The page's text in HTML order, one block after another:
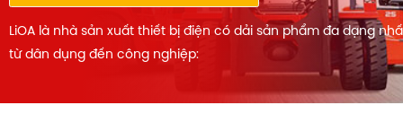
LiOA là nhà sản xuất thiết bị điện có dải sản phẩm đa dạng
từ dân dụng đến công nghiệp: